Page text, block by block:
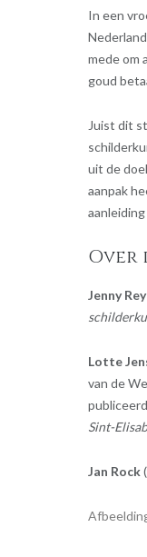
In een
mede om
goud
Juist dit
uit de
aanpak
Over
Jenny
Lotte
van de
Sint-
Jan Rock